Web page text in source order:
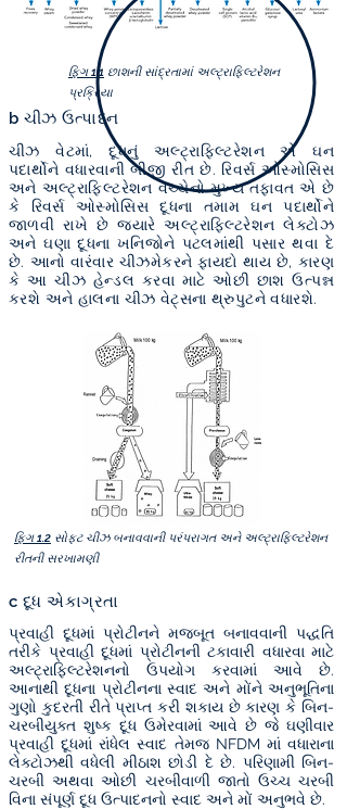
b ચીઝ ઉત્પાદન
ચીઝ વેટમાં, દૂધનું અલ્ટ્રાફિલ્ટરેશન એ ઘન
પદાર્થોને વધારવાની બીજી રીત છે. રિવર્સ ઓસ્મોસિસ
અને અલ્ટ્રાફિલ્ટરેશન વચ્ચેનો મુખ્ય તફાવત એ છે
કે રિવર્સ ઓસ્મોસિસ દૂધના તમામ ઘન પદાર્થોને
જાળવી રાખે છે જ્યારે અલ્ટ્રાફિલ્ટરેશન લેક્ટોઝ
અને ઘણા દૂધના ખનિજોને પટલમાંથી પસાર થવા દે
છે. આનો વારંવાર ચીઝમેકરને ફાયદો થાય છે, કારણ
કે આ ચીઝ હેન્ડલ કરવા માટે ઓછી છાશ ઉત્પન્ન
કરશે અને હાલના ચીઝ વેટ્સના થ્રુપુટને વધારશે.
ફિગ 1.2 સોફ્ટ ચીઝ બનાવવાની પરંપરાગત અને અલ્ટ્રાફિલ્ટરેશન
રીતની સરખામણી
c દૂધ એકાગ્રતા
પ્રવાહી દૂધમાં પ્રોટીનને મજબૂત બનાવવાની પદ્ધતિ
તરીકે પ્રવાહી દૂધમાં પ્રોટીનની ટકાવારી વધારવા માટે
અલ્ટ્રાફિલ્ટરેશનનો ઉપયોગ કરવામાં આવે છે.
આનાથી દૂધના પ્રોટીનના સ્વાદ અને મોંને અનુભૂતિના
ગુણો કુદરતી રીતે પ્રાપ્ત કરી શકાય છે કારણ કે બિન-
ચરબીયુક્ત શુષ્ક દૂધ ઉમેરવામાં આવે છે જે ઘણીવાર
પ્રવાહી દૂધમાં રાંધેલ સ્વાદ તેમજ NFDM માં વધારાના
લેક્ટોઝથી વધેલી મીઠાશ છોડી દે છે. પરિણામી બિન-
ચરબી અથવા ઓછી ચરબીવાળી જાતો ઉચ્ચ ચરબી
વિના સંપૂર્ણ દૂધ ઉત્પાદનનો સ્વાદ અને મોં અનુભવે છે.
ફિગ 1.1 છાશની સાંદ્રતામાં અલ્ટ્રાફિલ્ટરેશન
પ્રક્રિયા